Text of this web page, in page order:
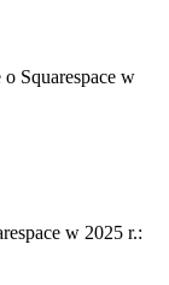
Squarespace w
w 2025 r.: